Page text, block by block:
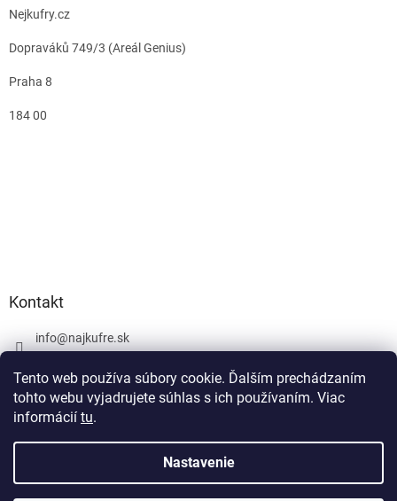
Tento web používa súbory cookie. Ďalším prechádzaním
tohto webu vyjadrujete súhlas s ich používaním. Viac
informácií tu.
Nastavenie
Nejkufry.cz
Dopraváků 749/3 (Areál Genius)
Praha 8
184 00
Kontakt
info@najkufre.sk
Facebook
Vytvoril Shoptet